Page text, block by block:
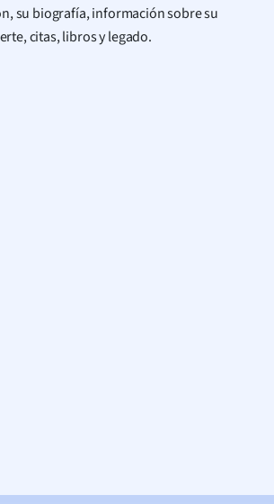
su biografía, información sobre su
citas, libros y legado.